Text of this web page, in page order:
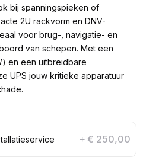
bij spanningspieken of
2U rackvorm en DNV-
voor brug-, navigatie- en
van schepen. Met een
en een uitbreidbare
UPS jouw kritieke apparatuur
+ € 250,00